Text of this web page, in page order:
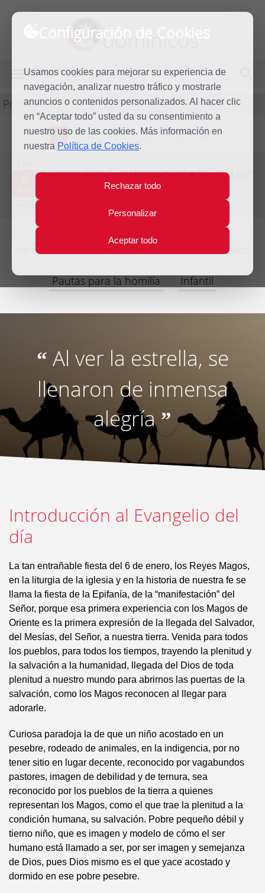
Configuración de Cookies
Usamos cookies para mejorar su experiencia de
navegación, analizar nuestro tráfico y mostrarle
anuncios o contenidos personalizados. Al hacer clic
en “Aceptar todo” usted da su consentimiento a
nuestro uso de las cookies. Más información en
nuestra Política de Cookies.
Rechazar todo
Personalizar
Aceptar todo
dominicos
MENÚ
Predicación
L M X J S D
Homilía Epifanía del Señor
Introducción Lecturas Comentario bíblico
Pautas para la homilía Infantil
“ Al ver la estrella, se
llenaron de inmensa
alegría”
Introducción al Evangelio del
día
La tan entrañable fiesta del 6 de enero, los Reyes Magos,
en la liturgia de la iglesia y en la historia de nuestra fe se
llama la fiesta de la Epifanía, de la “manifestación” del
Señor, porque esa primera experiencia con los Magos de
Oriente es la primera expresión de la llegada del Salvador,
del Mesías, del Señor, a nuestra tierra. Venida para todos
los pueblos, para todos los tiempos, trayendo la plenitud y
la salvación a la humanidad, llegada del Dios de toda
plenitud a nuestro mundo para abrirnos las puertas de la
salvación, como los Magos reconocen al llegar para
adorarle.
Curiosa paradoja la de que un niño acostado en un
pesebre, rodeado de animales, en la indigencia, por no
tener sitio en lugar decente, reconocido por vagabundos
pastores, imagen de debilidad y de ternura, sea
reconocido por los pueblos de la tierra a quienes
representan los Magos, como el que trae la plenitud a la
condición humana, su salvación. Pobre pequeño débil y
tierno niño, que es imagen y modelo de cómo el ser
humano está llamado a ser, por ser imagen y semejanza
de Dios, pues Dios mismo es el que yace acostado y
dormido en ese pobre pesebre.